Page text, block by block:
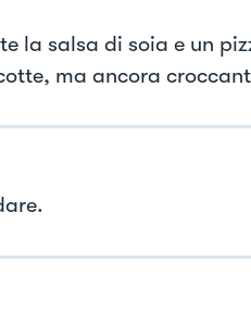
la salsa di soia e un
ma ancora